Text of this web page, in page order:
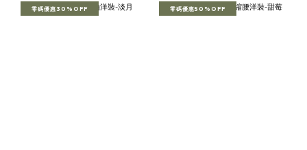
零碼優惠30%OFF 零碼優惠50%OFF